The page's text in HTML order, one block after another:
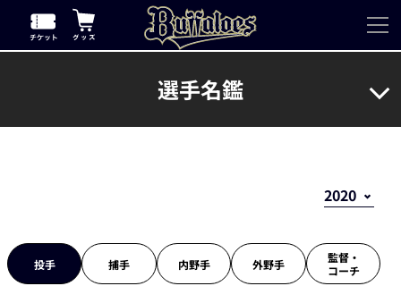
選手名鑑
投手 捕手 内野手 外野手
監督・
コーチ